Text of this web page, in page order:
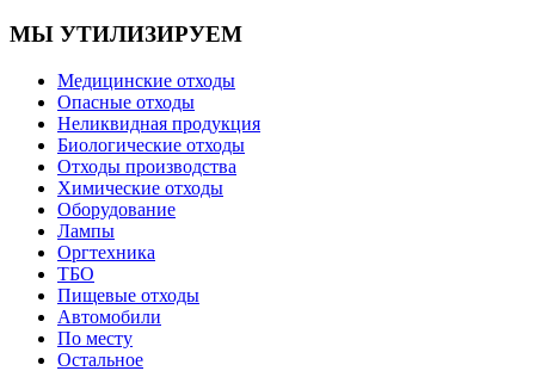
МЫ УТИЛИЗИРУЕМ
Медицинские отходы
Опасные отходы
Неликвидная продукция
Биологические отходы
Отходы производства
Химические отходы
Оборудование
Лампы
Оргтехника
ТБО
Пищевые отходы
Автомобили
По месту
Остальное